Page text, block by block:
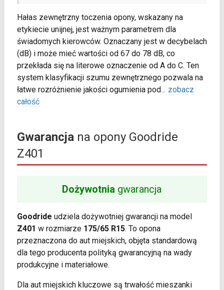
Hałas zewnętrzny toczenia opony, wskazany na
etykiecie unijnej, jest ważnym parametrem dla
świadomych kierowców. Oznaczany jest w decybelach
(dB) i może mieć wartości od 67 do 78 dB, co
przekłada się na literowe oznaczenie od A do C. Ten
system klasyfikacji szumu zewnętrznego pozwala na
łatwe rozróżnienie jakości ogumienia pod... zobacz
całość
Gwarancjana opony Goodride
Z401
Dożywotnia gwarancja
Goodride udziela dożywotniej gwarancji na model
Z401 w rozmiarze 175/65 R15. To opona
przeznaczona do aut miejskich, objęta standardową
dla tego producenta polityką gwarancyjną na wady
produkcyjne i materiałowe.
Dla aut miejskich kluczowe są trwałość mieszanki